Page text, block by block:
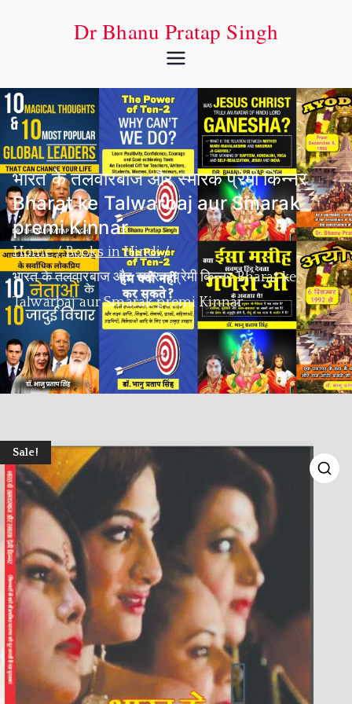
Dr Bhanu Pratap Singh
भारत के तलवारबाज और स्मारक प्रेमी किन्नर
Bharat ke Talwarbaj aur Smarak
premi Kinnar
Home
Books in Hindi
भारत के तलवारबाज और स्मारक प्रेमी किन्नर Bharat ke
Talwarbaj aur Smarak premi Kinnar
Sale!